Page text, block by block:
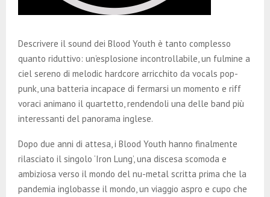
Descrivere il sound dei Blood Youth è tanto complesso
quanto riduttivo: un’esplosione incontrollabile, un fulmine a
ciel sereno di melodic hardcore arricchito da vocals pop-
punk, una batteria incapace di fermarsi un momento e riff
voraci animano il quartetto, rendendoli una delle band più
interessanti del panorama inglese.
Dopo due anni di attesa, i Blood Youth hanno finalmente
rilasciato il singolo ‘Iron Lung’, una discesa scomoda e
ambiziosa verso il mondo del nu-metal scritta prima che la
pandemia inglobasse il mondo, un viaggio aspro e cupo che